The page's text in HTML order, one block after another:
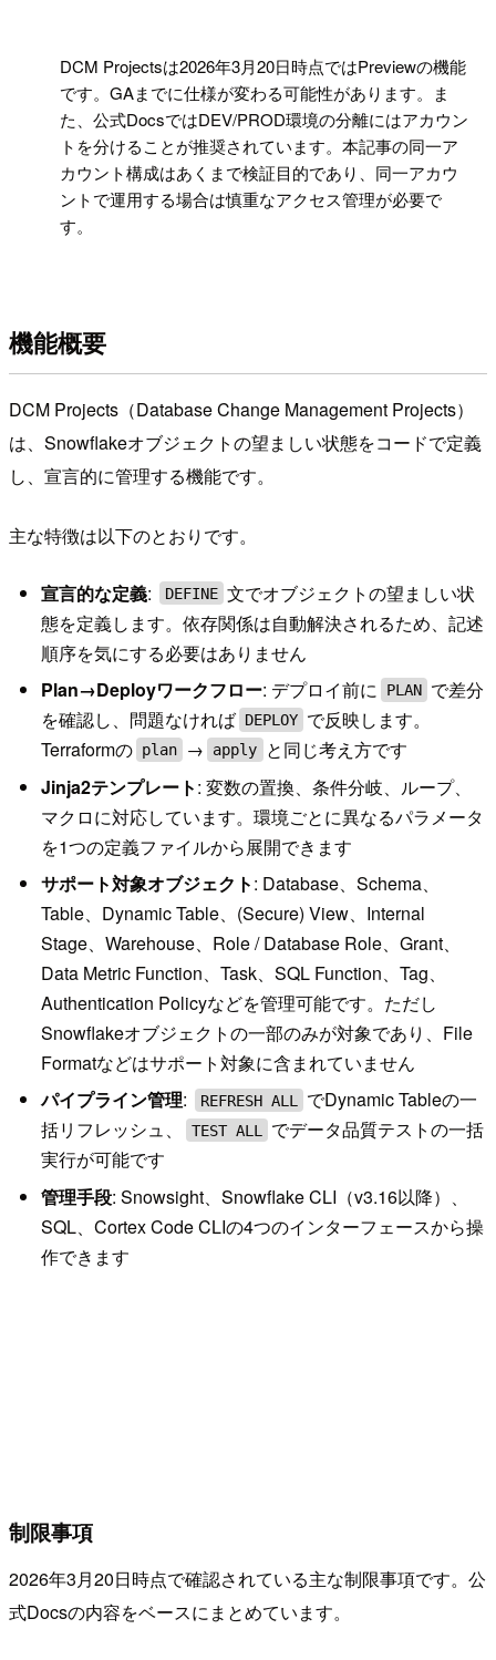
DCM Projectsは2026年3月20日時点ではPreviewの機能
です。GAまでに仕様が変わる可能性があります。ま
た、公式DocsではDEV/PROD環境の分離にはアカウン
トを分けることが推奨されています。本記事の同一ア
カウント構成はあくまで検証目的であり、同一アカウ
ントで運用する場合は慎重なアクセス管理が必要で
す。
機能概要
DCM Projects（Database Change Management Projects）
は、Snowflakeオブジェクトの望ましい状態をコードで定義
し、宣言的に管理する機能です。
主な特徴は以下のとおりです。
宣言的な定義: DEFINE 文でオブジェクトの望ましい状
態を定義します。依存関係は自動解決されるため、記述
順序を気にする必要はありません
Plan→Deployワークフロー: デプロイ前に PLAN で差分
を確認し、問題なければ DEPLOY で反映します。
Terraformの plan → apply
と同じ考え方です
Jinja2テンプレート: 変数の置換、条件分岐、ループ、
マクロに対応しています。環境ごとに異なるパラメータ
を1つの定義ファイルから展開できます
サポート対象オブジェクト: Database、Schema、
Table、Dynamic Table、(Secure) View、Internal
Stage、Warehouse、Role / Database Role、Grant、
Data Metric Function、Task、SQL Function、Tag、
Authentication Policyなどを管理可能です。ただし
Snowflakeオブジェクトの一部のみが対象であり、File
Formatなどはサポート対象に含まれていません
パイプライン管理: REFRESH ALL
でDynamic Tableの一
括リフレッシュ、
TEST ALL
でデータ品質テストの一括
実行が可能です
管理手段: Snowsight、Snowflake CLI（v3.16以降）、
SQL、Cortex Code CLIの4つのインターフェースから操
作できます
制限事項
2026年3月20日時点で確認されている主な制限事項です。公
式Docsの内容をベースにまとめています。